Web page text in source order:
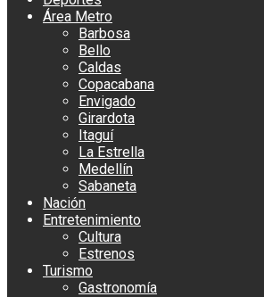
Área Metro
Barbosa
Bello
Caldas
Copacabana
Envigado
Girardota
Itaguí
La Estrella
Medellín
Sabaneta
Nación
Entretenimiento
Cultura
Estrenos
Turismo
Gastronomía